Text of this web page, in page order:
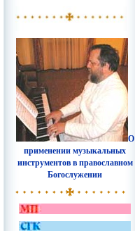
О
применении музыкальных
инструментов в православном
Богослужении